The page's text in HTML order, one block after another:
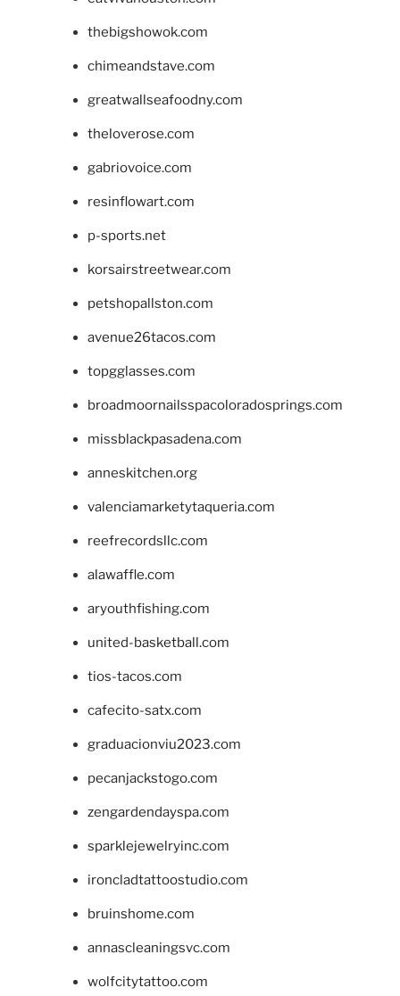
thebigshowok.com
chimeandstave.com
greatwallseafoodny.com
theloverose.com
gabriovoice.com
resinflowart.com
p-sports.net
korsairstreetwear.com
petshopallston.com
avenue26tacos.com
topgglasses.com
broadmoornailsspacoloradosprings.com
missblackpasadena.com
anneskitchen.org
valenciamarketytaqueria.com
reefrecordsllc.com
alawaffle.com
aryouthfishing.com
united-basketball.com
tios-tacos.com
cafecito-satx.com
graduacionviu2023.com
pecanjackstogo.com
zengardendayspa.com
sparklejewelryinc.com
ironcladtattoostudio.com
bruinshome.com
annascleaningsvc.com
wolfcitytattoo.com